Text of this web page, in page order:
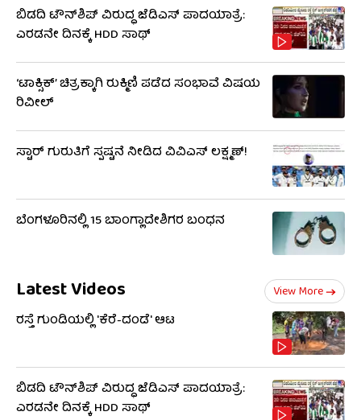
ಬಿಡದಿ ಟೌನ್‌ಶಿಪ್ ವಿರುದ್ಧ ಜೆಡಿಎಸ್ ಪಾದಯಾತ್ರೆ:
ಎರಡನೇ ದಿನಕ್ಕೆ HDD ಸಾಥ್
‘ಟಾಕ್ಸಿಕ್’ ಚಿತ್ರಕ್ಕಾಗಿ ರುಕ್ಮಿಣಿ ಪಡೆದ ಸಂಭಾವೆ ವಿಷಯ
ರಿವೀಲ್
ಸ್ಟಾರ್ ಗುರುತಿಗೆ ಸ್ಪಷ್ಟನೆ ನೀಡಿದ ವಿವಿಎಸ್ ಲಕ್ಷ್ಮಣ್!
ಬೆಂಗಳೂರಿನಲ್ಲಿ 15 ಬಾಂಗ್ಲಾದೇಶಿಗರ ಬಂಧನ
Latest Videos View More
ರಸ್ತೆ ಗುಂಡಿಯಲ್ಲಿ 'ಕೆರೆ-ದಂಡೆ' ಆಟ
ಬಿಡದಿ ಟೌನ್‌ಶಿಪ್ ವಿರುದ್ಧ ಜೆಡಿಎಸ್ ಪಾದಯಾತ್ರೆ:
ಎರಡನೇ ದಿನಕ್ಕೆ HDD ಸಾಥ್